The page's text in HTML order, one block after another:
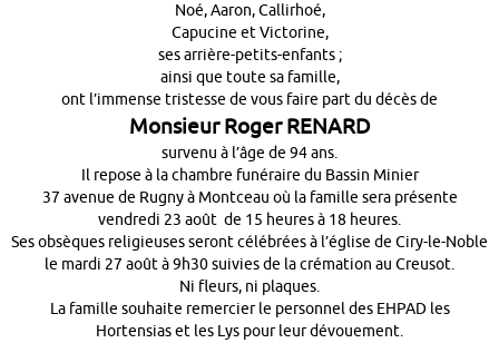
Noé, Aaron, Callirhoé,
Capucine et Victorine,
ses arrière-petits-enfants ;
ainsi que toute sa famille,
ont l’immense tristesse de vous faire part du décès de
Monsieur Roger RENARD
survenu à l’âge de 94 ans.
Il repose à la chambre funéraire du Bassin Minier
37 avenue de Rugny à Montceau où la famille sera présente
vendredi 23 août de 15 heures à 18 heures.
Ses obsèques religieuses seront célébrées à l’église de Ciry-le-Noble
le mardi 27 août à 9h30 suivies de la crémation au Creusot.
Ni fleurs, ni plaques.
La famille souhaite remercier le personnel des EHPAD les
Hortensias et les Lys pour leur dévouement.